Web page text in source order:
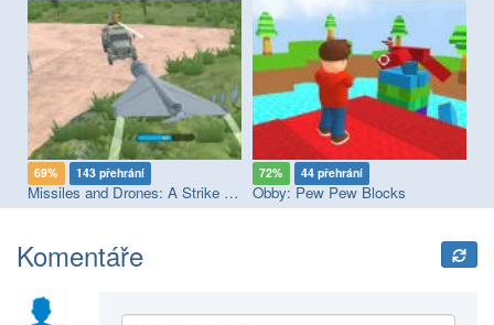
69% 143 přehrání
Missiles and Drones: A Strike On A Military Base
72% 44 přehrání
Obby: Pew Pew Blocks
Komentáře